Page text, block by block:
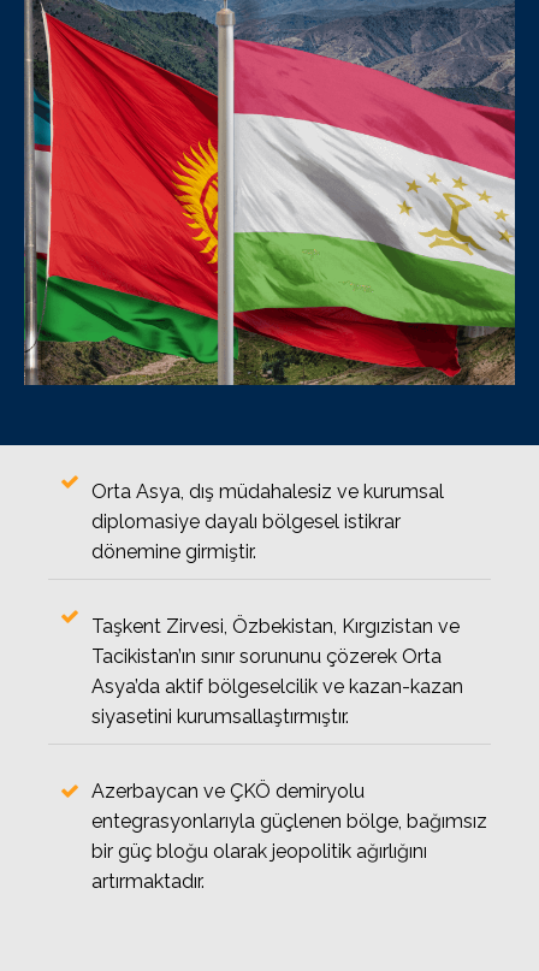
Orta Asya, dış müdahalesiz ve kurumsal
diplomasiye dayalı bölgesel istikrar
dönemine girmiştir.
Taşkent Zirvesi, Özbekistan, Kırgızistan ve
Tacikistan’ın sınır sorununu çözerek Orta
Asya’da aktif bölgeselcilik ve kazan-kazan
siyasetini kurumsallaştırmıştır.
Azerbaycan ve ÇKÖ demiryolu
entegrasyonlarıyla güçlenen bölge, bağımsız
bir güç bloğu olarak jeopolitik ağırlığını
artırmaktadır.